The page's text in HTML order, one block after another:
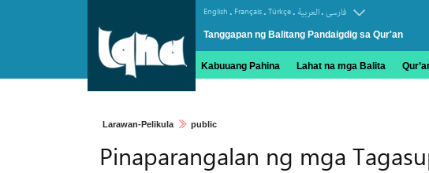
English . Français. Türkçe. العربیة.فارسی
Tanggapan ng Balitang Pandaigdig sa Qur'an
Kabuuang Pahina Lahat na mga Balita
Larawan-Pelikula public
Pinaparangalan ng mga